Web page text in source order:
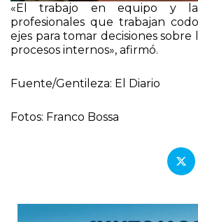
«El trabajo en equipo y
profesionales que trabajan
ejes para tomar decisiones sobre
procesos internos», afirmó.
Fuente/Gentileza: El Diario
Fotos: Franco Bossa